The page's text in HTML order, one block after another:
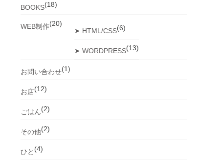
BOOKS(18)
WEB制作(20)
➤ HTML/CSS(6)
➤ WORDPRESS(13)
お問い合わせ(1)
お店(12)
ごはん(2)
その他(2)
ひと (4)